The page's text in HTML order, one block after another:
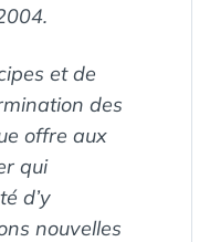
et de
des
offre aux
qui
d’y
nouvelles